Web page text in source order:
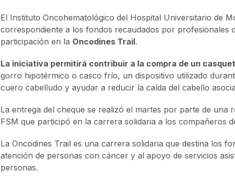
El Instituto Oncohematológico del Hospital Universitario de
correspondiente a los fondos recaudados por profesionales
participación en la Oncodines Trail.
La iniciativa permitirá contribuir a la compra de un
gorro hipotérmico o casco frío, un dispositivo utilizado
cuero cabelludo y ayudar a reducir la caída del cabello
La entrega del cheque se realizó el martes por parte de una
FSM que participó en la carrera solidaria a los compañeros
La Oncodines Trail es una carrera solidaria que destina los
atención de personas con cáncer y al apoyo de servicios
personas.